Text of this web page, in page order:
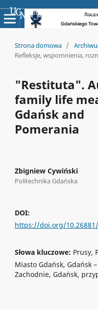
Uniwersyteckie
Strona domowa /
Refleksje, wspomnienia,
"Restituta".
family life
Gdańsk and
Pomerania
Zbigniew Cywiński
Politechnika Gdańska
DOI:
https://doi.org/
Słowa kluczowe: Prusy,
Miasto Gdańsk, Gdańsk
Zachodnie, Gdańsk,